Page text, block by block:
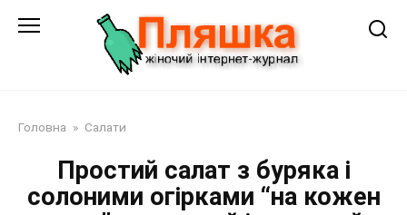
Головна » Салати
Простий салат з буряка і
солоними огірками “на кожен